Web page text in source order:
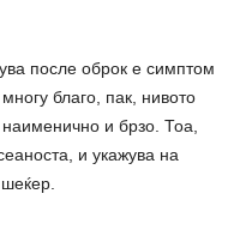
после оброк е симптом
благо, пак, нивото
и брзо. Тоа,
и укажува на